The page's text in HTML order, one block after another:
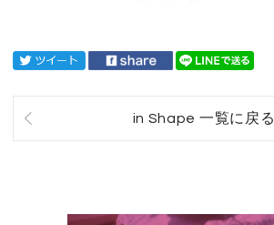
in Shape 一覧に戻る